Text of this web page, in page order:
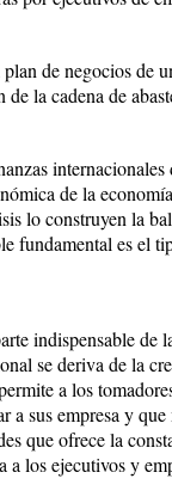
de negocios de
la cadena de
de la
lo construyen la
fundamental es el
indispensable de
se deriva de la
a los
a sus empresa y
que ofrece la
los ejecutivos y